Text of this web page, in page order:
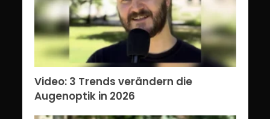
Video: 3 Trends verändern die
Augenoptik in 2026